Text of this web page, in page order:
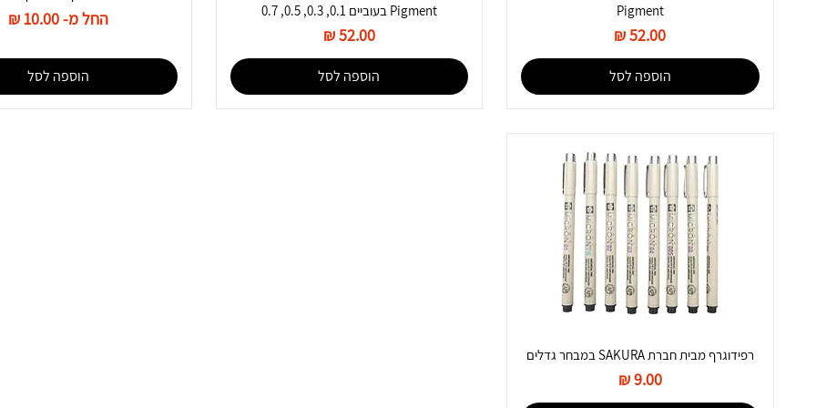
Pigment
מחיר
הוספה לסל
Pigment בעוביים 0.1, 0.3, 0.5, 0.7
מחיר‏52.00 ‏₪
הוספה לסל
החל מ-
‏10.00 ‏₪
מחיר מבצע
הוספה לסל
רפידוגרף מבית חברת SAKURA במבחר גדלים
מחיר‏9.00 ‏₪